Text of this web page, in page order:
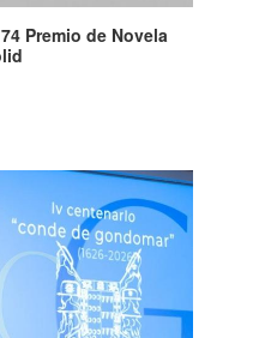
Premio de Novela